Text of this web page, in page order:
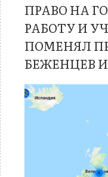
ПРАВО НА
РАБОТУ И
ПОМЕНЯЛ
БЕЖЕНЦЕВ